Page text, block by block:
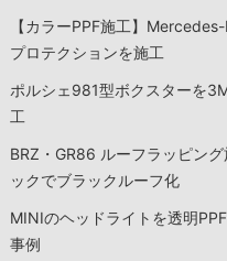
【カラーPPF施工】
プロテクションを施工
ポルシェ981型ボクスターを
工
BRZ・GR86 ルーフラッピン
ックでブラックルーフ化
MINIのヘッドライトを透明
事例